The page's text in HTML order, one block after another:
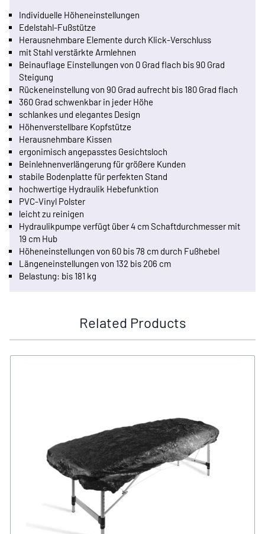
Individuelle Höheneinstellungen
Edelstahl-Fußstütze
Herausnehmbare Elemente durch Klick-Verschluss
mit Stahl verstärkte Armlehnen
Beinauflage Einstellungen von 0 Grad flach bis 90 Grad
Steigung
Rückeneinstellung von 90 Grad aufrecht bis 180 Grad flach
360 Grad schwenkbar in jeder Höhe
schlankes und elegantes Design
Höhenverstellbare Kopfstütze
Herausnehmbare Kissen
ergonimisch angepasstes Gesichtsloch
Beinlehnenverlängerung für größere Kunden
stabile Bodenplatte für perfekten Stand
hochwertige Hydraulik Hebefunktion
PVC-Vinyl Polster
leicht zu reinigen
Hydraulikpumpe verfügt über 4 cm Schaftdurchmesser mit
19 cm Hub
Höheneinstellungen von 60 bis 78 cm durch Fußhebel
Längeneinstellungen von 132 bis 206 cm
Belastung: bis 181 kg
Related Products